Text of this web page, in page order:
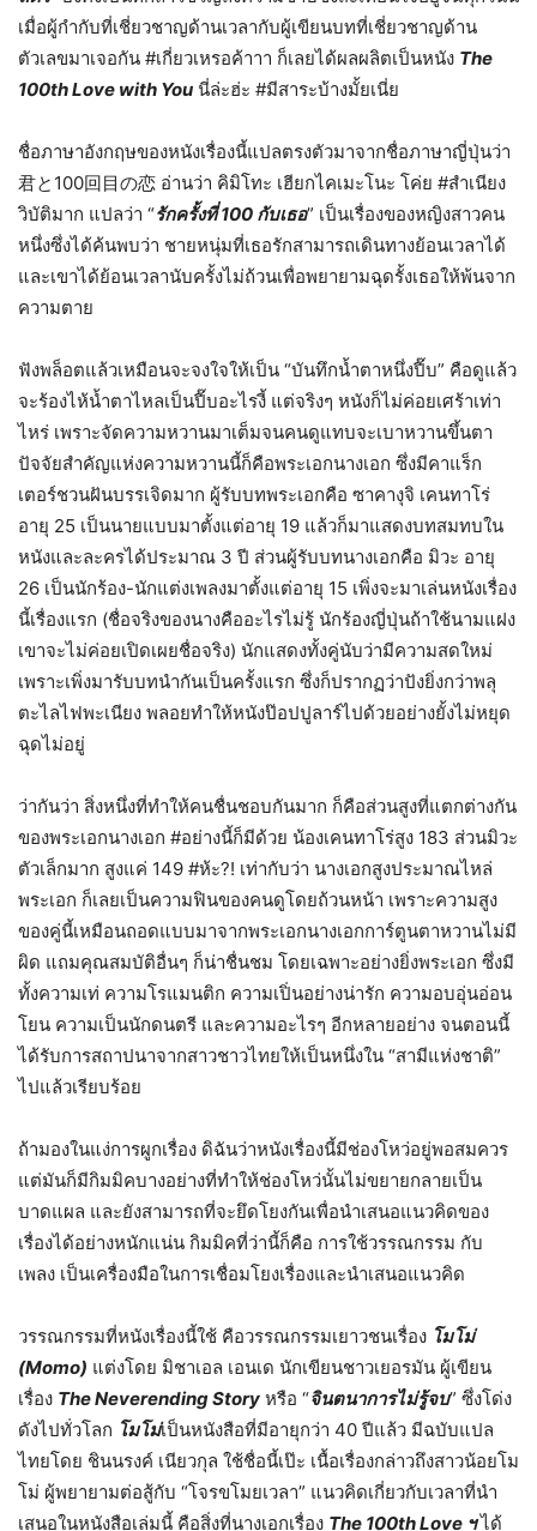
เมื่อผู้กำกับที่เชี่ยวชาญด้านเวลากับผู้เขียนบทที่เชี่ยวชาญด้าน
ตัวเลขมาเจอกัน #เกี่ยวเหรอค้าาา ก็เลยได้ผลผลิตเป็นหนัง The
100th Love with You นี่ล่ะฮ่ะ #มีสาระบ้างมั้ยเนี่ย
ชื่อภาษาอังกฤษของหนังเรื่องนี้แปลตรงตัวมาจากชื่อภาษาญี่ปุ่นว่า
君と100回目の恋 อ่านว่า คิมิโทะ เฮียกไคเมะโนะ โค่ย #สำเนียง
วิบัติมาก แปลว่า “รักครั้งที่ 100 กับเธอ” เป็นเรื่องของหญิงสาวคน
หนึ่งซึ่งได้ค้นพบว่า ชายหนุ่มที่เธอรักสามารถเดินทางย้อนเวลาได้
และเขาได้ย้อนเวลานับครั้งไม่ถ้วนเพื่อพยายามฉุดรั้งเธอให้พ้นจาก
ความตาย
ฟังพล็อตแล้วเหมือนจะจงใจให้เป็น “บันทึกน้ำตาหนึ่งปี๊บ” คือดูแล้ว
จะร้องไห้น้ำตาไหลเป็นปี๊บอะไรงี้ แต่จริงๆ หนังก็ไม่ค่อยเศร้าเท่า
ไหร่ เพราะจัดความหวานมาเต็มจนคนดูแทบจะเบาหวานขึ้นตา
ปัจจัยสำคัญแห่งความหวานนี้ก็คือพระเอกนางเอก ซึ่งมีคาแร็ก
เตอร์ชวนฝันบรรเจิดมาก ผู้รับบทพระเอกคือ ซาคางุจิ เคนทาโร่
อายุ 25 เป็นนายแบบมาตั้งแต่อายุ 19 แล้วก็มาแสดงบทสมทบใน
หนังและละครได้ประมาณ 3 ปี ส่วนผู้รับบทนางเอกคือ มิวะ อายุ
26 เป็นนักร้อง-นักแต่งเพลงมาตั้งแต่อายุ 15 เพิ่งจะมาเล่นหนังเรื่อง
นี้เรื่องแรก (ชื่อจริงของนางคืออะไรไม่รู้ นักร้องญี่ปุ่นถ้าใช้นามแฝง
เขาจะไม่ค่อยเปิดเผยชื่อจริง) นักแสดงทั้งคู่นับว่ามีความสดใหม่
เพราะเพิ่งมารับบทนำกันเป็นครั้งแรก ซึ่งก็ปรากฏว่าปังยิ่งกว่าพลุ
ตะไลไฟพะเนียง พลอยทำให้หนังป๊อปปูลาร์ไปด้วยอย่างยั้งไม่หยุด
ฉุดไม่อยู่
ว่ากันว่า สิ่งหนึ่งที่ทำให้คนชื่นชอบกันมาก ก็คือส่วนสูงที่แตกต่างกัน
ของพระเอกนางเอก #อย่างนี้ก็มีด้วย น้องเคนทาโร่สูง 183 ส่วนมิวะ
ตัวเล็กมาก สูงแค่ 149 #ห้ะ?! เท่ากับว่า นางเอกสูงประมาณไหล่
พระเอก ก็เลยเป็นความฟินของคนดูโดยถ้วนหน้า เพราะความสูง
ของคู่นี้เหมือนถอดแบบมาจากพระเอกนางเอกการ์ตูนตาหวานไม่มี
ผิด แถมคุณสมบัติอื่นๆ ก็น่าชื่นชม โดยเฉพาะอย่างยิ่งพระเอก ซึ่งมี
ทั้งความเท่ ความโรแมนติก ความเปิ่นอย่างน่ารัก ความอบอุ่นอ่อน
โยน ความเป็นนักดนตรี และความอะไรๆ อีกหลายอย่าง จนตอนนี้
ได้รับการสถาปนาจากสาวชาวไทยให้เป็นหนึ่งใน “สามีแห่งชาติ”
ไปแล้วเรียบร้อย
ถ้ามองในแง่การผูกเรื่อง ดิฉันว่าหนังเรื่องนี้มีช่องโหว่อยู่พอสมควร
แต่มันก็มีกิมมิคบางอย่างที่ทำให้ช่องโหว่นั้นไม่ขยายกลายเป็น
บาดแผล และยังสามารถที่จะยึดโยงกันเพื่อนำเสนอแนวคิดของ
เรื่องได้อย่างหนักแน่น กิมมิคที่ว่านี้ก็คือ การใช้วรรณกรรม กับ
เพลง เป็นเครื่องมือในการเชื่อมโยงเรื่องและนำเสนอแนวคิด
วรรณกรรมที่หนังเรื่องนี้ใช้ คือวรรณกรรมเยาวชนเรื่อง โมโม่
(Momo) แต่งโดย มิชาเอล เอนเด นักเขียนชาวเยอรมัน ผู้เขียน
เรื่อง The Neverending Story หรือ “จินตนาการไม่รู้จบ” ซึ่งโด่ง
ดังไปทั่วโลก โมโม่เป็นหนังสือที่มีอายุกว่า 40 ปีแล้ว มีฉบับแปล
ไทยโดย ชินนรงค์ เนียวกุล ใช้ชื่อนี้เป๊ะ เนื้อเรื่องกล่าวถึงสาวน้อยโม
โม่ ผู้พยายามต่อสู้กับ “โจรขโมยเวลา” แนวคิดเกี่ยวกับเวลาที่นำ
เสนอในหนังสือเล่มนี้ คือสิ่งที่นางเอกเรื่อง The 100th Love ฯได้